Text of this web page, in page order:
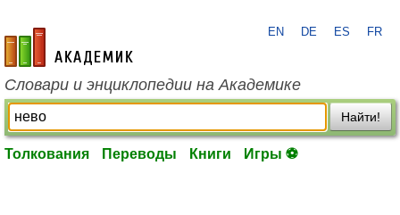
academic.ru
EN DE ES FR
Словари и энциклопедии на Академике
Найти!
Толкования Переводы Книги Игры ⚽